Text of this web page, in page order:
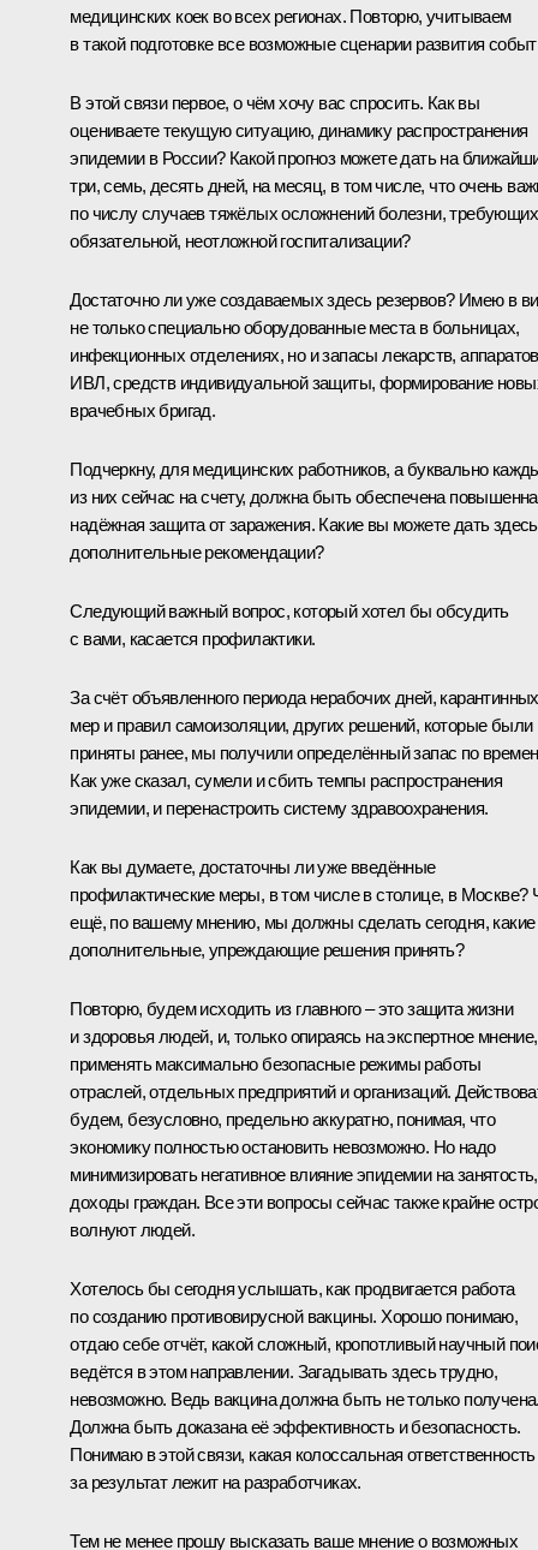
медицинских коек во всех регионах. Повторю, учитываем
в такой подготовке все возможные сценарии развития
В этой связи первое, о чём хочу вас спросить. Как вы
оцениваете текущую ситуацию, динамику распространения
эпидемии в России? Какой прогноз можете дать на
три, семь, десять дней, на месяц, в том числе, что очень
по числу случаев тяжёлых осложнений болезни, требующих
обязательной, неотложной госпитализации?
Достаточно ли уже создаваемых здесь резервов? Имею в
не только специально оборудованные места в больницах,
инфекционных отделениях, но и запасы лекарств, аппаратов
ИВЛ, средств индивидуальной защиты, формирование
врачебных бригад.
Подчеркну, для медицинских работников, а буквально
из них сейчас на счету, должна быть обеспечена
надёжная защита от заражения. Какие вы можете дать здесь
дополнительные рекомендации?
Следующий важный вопрос, который хотел бы обсудить
с вами, касается профилактики.
За счёт объявленного периода нерабочих дней, карантинных
мер и правил самоизоляции, других решений, которые были
приняты ранее, мы получили определённый запас по
Как уже сказал, сумели и сбить темпы распространения
эпидемии, и перенастроить систему здравоохранения.
Как вы думаете, достаточны ли уже введённые
профилактические меры, в том числе в столице, в Москве?
ещё, по вашему мнению, мы должны сделать сегодня, какие
дополнительные, упреждающие решения принять?
Повторю, будем исходить из главного – это защита жизни
и здоровья людей, и, только опираясь на экспертное мнение,
применять максимально безопасные режимы работы
отраслей, отдельных предприятий и организаций.
будем, безусловно, предельно аккуратно, понимая, что
экономику полностью остановить невозможно. Но надо
минимизировать негативное влияние эпидемии на занятость,
доходы граждан. Все эти вопросы сейчас также крайне
волнуют людей.
Хотелось бы сегодня услышать, как продвигается работа
по созданию противовирусной вакцины. Хорошо понимаю,
отдаю себе отчёт, какой сложный, кропотливый научный
ведётся в этом направлении. Загадывать здесь трудно,
невозможно. Ведь вакцина должна быть не только
Должна быть доказана её эффективность и безопасность.
Понимаю в этой связи, какая колоссальная ответственность
за результат лежит на разработчиках.
Тем не менее прошу высказать ваше мнение о возможных